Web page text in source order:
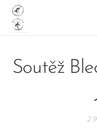
Soutěž